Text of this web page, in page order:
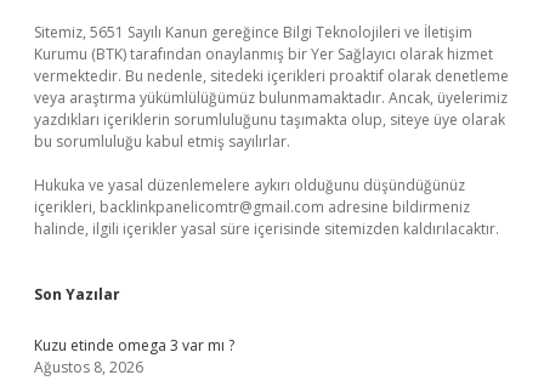
Sitemiz, 5651 Sayılı Kanun gereğince Bilgi Teknolojileri ve İletişim
Kurumu (BTK) tarafından onaylanmış bir Yer Sağlayıcı olarak hizmet
vermektedir. Bu nedenle, sitedeki içerikleri proaktif olarak denetleme
veya araştırma yükümlülüğümüz bulunmamaktadır. Ancak, üyelerimiz
yazdıkları içeriklerin sorumluluğunu taşımakta olup, siteye üye olarak
bu sorumluluğu kabul etmiş sayılırlar.
Hukuka ve yasal düzenlemelere aykırı olduğunu düşündüğünüz
içerikleri, backlinkpanelicomtr@gmail.com adresine bildirmeniz
halinde, ilgili içerikler yasal süre içerisinde sitemizden kaldırılacaktır.
Son Yazılar
Kuzu etinde omega 3 var mı ?
Ağustos 8, 2026